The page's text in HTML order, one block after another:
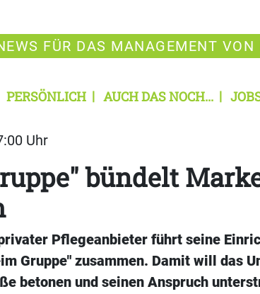
FÜR DAS MANAGEMENT
PERSÖNLICH AUCH DAS NOCH...
Uhr
bündelt
Pflegeanbieter führt seine
Gruppe" zusammen. Damit will das
betonen und seinen Anspruch